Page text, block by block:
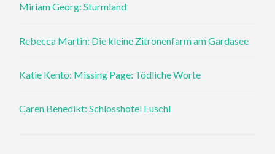
Miriam Georg: Sturmland
Rebecca Martin: Die kleine Zitronenfarm am Gardasee
Katie Kento: Missing Page: Tödliche Worte
Caren Benedikt: Schlosshotel Fuschl